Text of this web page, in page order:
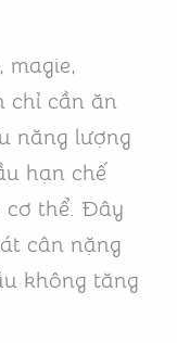
magie,
chỉ cần ăn
năng lượng
hạn chế
cơ thể. Đây
cân nặng
không tăng